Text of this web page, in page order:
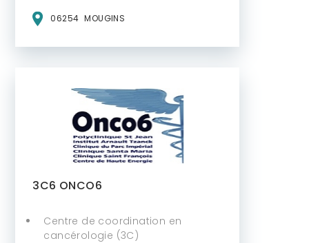
06254 MOUGINS
3C6 ONCO6
Centre de coordination en
cancérologie (3C)